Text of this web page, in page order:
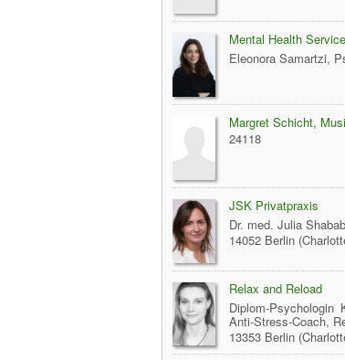
Mental Health
Eleonora Samartzi,
Margret Schicht,
24118
JSK Privatpraxis
Dr. med. Julia
14052 Berlin
Relax and Reload
Diplom-Psychologin
Anti-Stress-Coach,
13353 Berlin